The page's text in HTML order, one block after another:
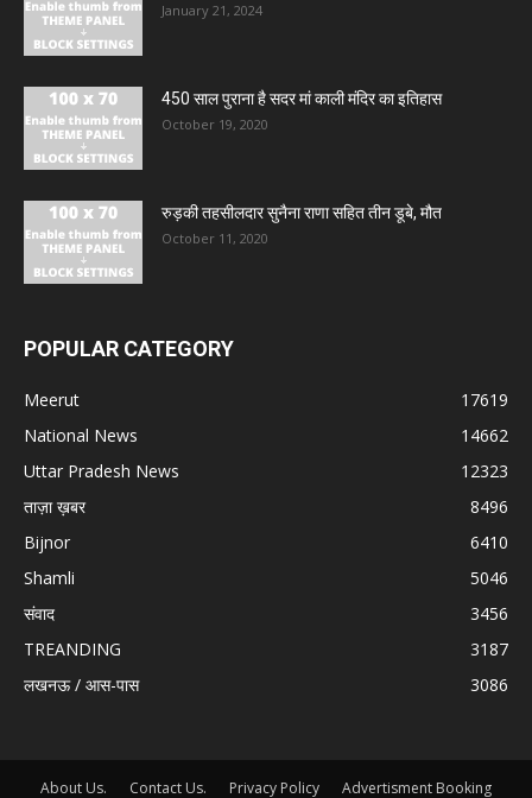
January 21, 2024
450 साल पुराना है सदर मां काली मंदिर का इतिहास
October 19, 2020
रुड़की तहसीलदार सुनैना राणा सहित तीन डूबे, मौत
October 11, 2020
POPULAR CATEGORY
Meerut
17619
National News
14662
Uttar Pradesh News
12323
ताज़ा ख़बर
8496
Bijnor
6410
Shamli
5046
संवाद
3456
TREANDING
3187
लखनऊ / आस-पास
3086
About Us. Contact Us. Privacy Policy Advertisment Booking